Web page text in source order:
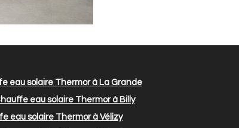
eau solaire Thermor à La Grande
eau solaire Thermor à Billy
eau solaire Thermor à Vélizy